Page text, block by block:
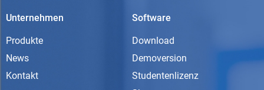
Unternehmen
Produkte
News
Kontakt
Software
Download
Demoversion
Studentenlizenz